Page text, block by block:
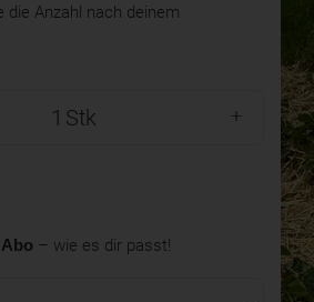
die Anzahl nach deinem
Stk
– wie es dir passt!